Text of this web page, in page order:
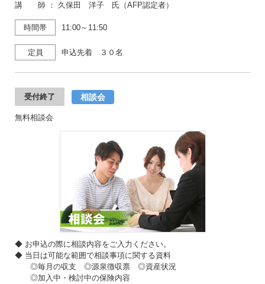
講 師 ： 久保田 洋子 氏（AFP認定者）
時間帯 11:00～11:50
定員 申込先着 ３０名
受付終了 相談会
無料相談会
◆ お申込の際に相談内容をご入力ください。
◆ 当日は可能な範囲で相談事項に関する資料
◎毎月の収支 ◎源泉徴収票 ◎資産状況
◎加入中・検討中の保険内容